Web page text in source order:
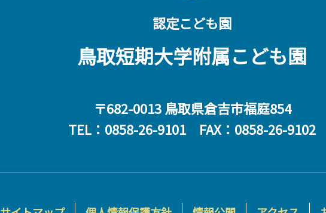
認定こども園
鳥取短期大学附属こども園
〒682-0013 鳥取県倉吉市福庭854
TEL：0858-26-9101 FAX：0858-26-9102